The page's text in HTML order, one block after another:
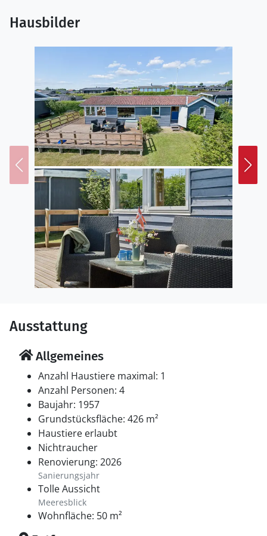
Hausbilder
Ausstattung
Allgemeines
Anzahl Haustiere maximal: 1
Anzahl Personen: 4
Baujahr: 1957
Grundstücksfläche: 426 m²
Haustiere erlaubt
Nichtraucher
Renovierung: 2026
Sanierungsjahr
Tolle Aussicht
Meeresblick
Wohnfläche: 50 m²